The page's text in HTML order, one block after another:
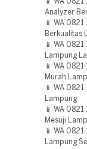
📱 WA
Analyzer
📱 WA
Berkualitas
📱 WA
Lampung
📱 WA
Murah
📱 WA
Lampung
📱 WA
Mesuji
📱 WA
Lampung